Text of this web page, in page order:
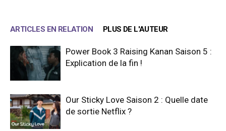
ARTICLES EN RELATION PLUS DE L'AUTEUR
Power Book 3 Raising Kanan Saison 5 :
Explication de la fin !
Our Sticky Love Saison 2 : Quelle date
de sortie Netflix ?